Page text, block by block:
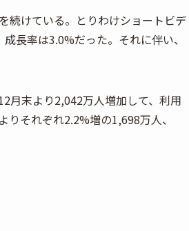
続けている。とりわけショートビデ
長率は3.0%だった。それに伴い、
月末より2,042万人増加して、利用
それぞれ2.2%増の1,698万人、